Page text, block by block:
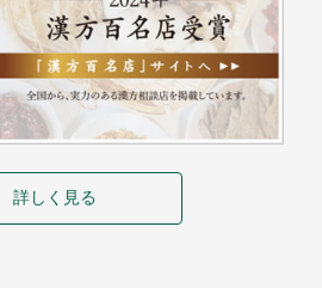
詳しく見る